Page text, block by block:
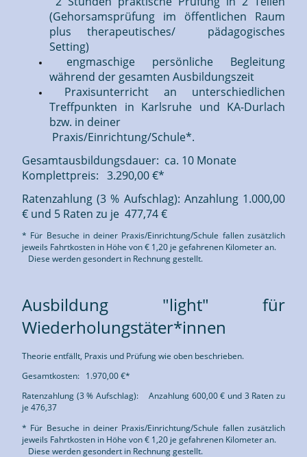
(Gehorsamsprüfung im öffentlichen Raum
plus therapeutisches/ pädagogisches
Setting)
engmaschige persönliche Begleitung
während der gesamten Ausbildungszeit
Praxisunterricht an unterschiedlichen
Treffpunkten in Karlsruhe und KA-Durlach
bzw. in deiner
Praxis/Einrichtung/Schule*.
Gesamtausbildungsdauer: ca. 10 Monate
Komplettpreis: 3.290,00 €*
Ratenzahlung (3 % Aufschlag): Anzahlung 1.000,00
€ und 5 Raten zu je 477,74 €
* Für Besuche in deiner Praxis/Einrichtung/Schule fallen zusätzlich
jeweils Fahrtkosten in Höhe von € 1,20 je gefahrenen Kilometer an.
Diese werden gesondert in Rechnung gestellt.
Ausbildung "light" für
Wiederholungstäter*innen
Theorie entfällt, Praxis und Prüfung wie oben beschrieben.
Gesamtkosten: 1.970,00 €*
Ratenzahlung (3 % Aufschlag): Anzahlung 600,00 € und 3 Raten zu
je 476,37
* Für Besuche in deiner Praxis/Einrichtung/Schule fallen zusätzlich
jeweils Fahrtkosten in Höhe von € 1,20 je gefahrenen Kilometer an.
Diese werden gesondert in Rechnung gestellt.